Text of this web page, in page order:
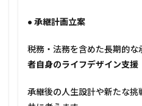
• 承継計画立案
税務・法務を含めた長期的な
者自身のライフデザイン支援
承継後の人生設計や新たな